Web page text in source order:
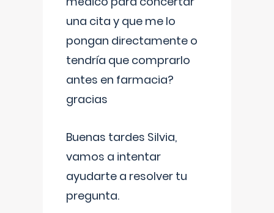
una cita y que me lo
pongan directamente o
tendría que comprarlo
antes en farmacia?
gracias
Buenas tardes Silvia,
vamos a intentar
ayudarte a resolver tu
pregunta.